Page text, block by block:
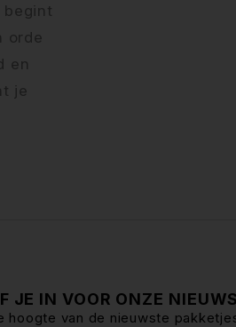
orde
en
je
JE IN VOOR ONZE
hoogte van de nieuwste